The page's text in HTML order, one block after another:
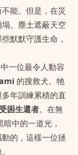
能。但是，在災
、塵土遮蔽天空
默默守護生命，
一位最令人動容
的搜救犬。牠
年訓練累積的直
困生還者。在無
中的一道光，
的，這樣一位拯